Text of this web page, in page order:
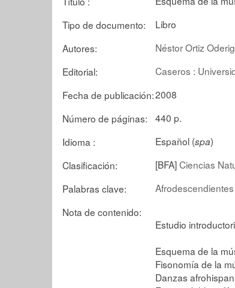
Tipo de documento:
Libro
Autores:
Néstor Ortiz
Editorial:
Caseros :
Fecha de publicación:2008
Número de páginas:
440 p.
Idioma :
Español (spa)
Clasificación:
[BFA]Ciencias
Palabras clave:
Afrodescendientes
Nota de contenido:
Estudio
Esquema de la
Fisonomía de la
Danzas